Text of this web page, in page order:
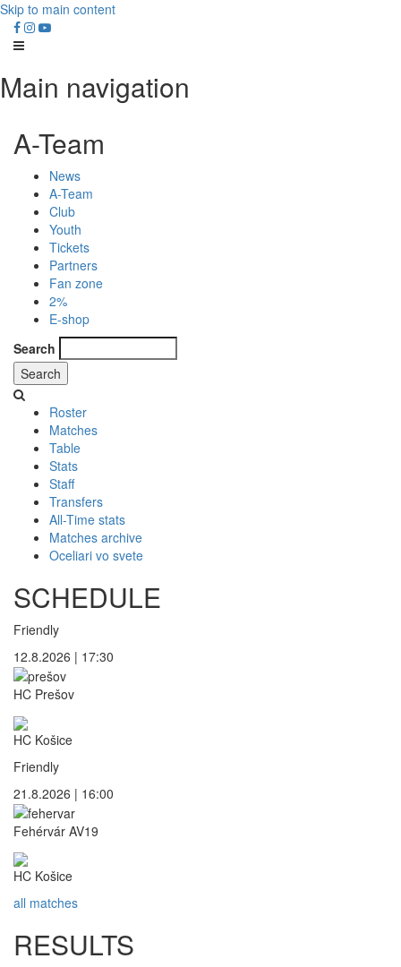
Skip to main content
Main navigation
A-Team
News
A-Team
Club
Youth
Tickets
Partners
Fan zone
2%
E-shop
Search
Roster
Matches
Table
Stats
Staff
Transfers
All-Time stats
Matches archive
Oceliari vo svete
SCHEDULE
Friendly
12.8.2026 | 17:30
HC Prešov
HC Košice
Friendly
21.8.2026 | 16:00
Fehérvár AV19
HC Košice
all matches
RESULTS